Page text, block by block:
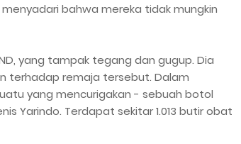
bahwa mereka tidak mungkin
yang tampak tegang dan gugup. Dia
terhadap remaja tersebut. Dalam
yang mencurigakan - sebuah botol
Yarindo. Terdapat sekitar 1.013 butir obat